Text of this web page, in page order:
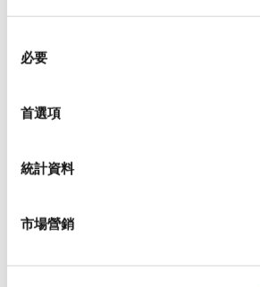
必要
首選項
統計資料
市場營銷
安裝和安裝規範